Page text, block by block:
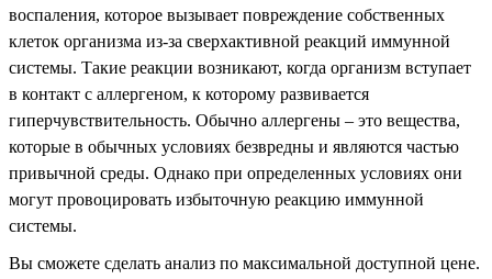
воспаления, которое вызывает повреждение собственных
клеток организма из-за сверхактивной реакций иммунной
системы. Такие реакции возникают, когда организм вступает
в контакт с аллергеном, к которому развивается
гиперчувствительность. Обычно аллергены – это вещества,
которые в обычных условиях безвредны и являются частью
привычной среды. Однако при определенных условиях они
могут провоцировать избыточную реакцию иммунной
системы.
Вы сможете сделать анализ по максимальной доступной цене.